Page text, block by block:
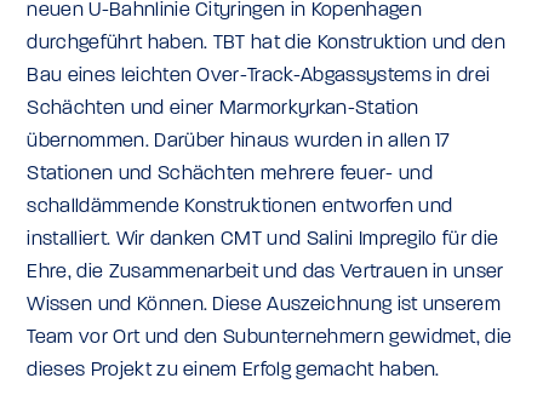
neuen U-Bahnlinie Cityringen in Kopenhagen
durchgeführt haben. TBT hat die Konstruktion und den
Bau eines leichten Over-Track-Abgassystems in drei
Schächten und einer Marmorkyrkan-Station
übernommen. Darüber hinaus wurden in allen 17
Stationen und Schächten mehrere feuer- und
schalldämmende Konstruktionen entworfen und
installiert. Wir danken CMT und Salini Impregilo für die
Ehre, die Zusammenarbeit und das Vertrauen in unser
Wissen und Können. Diese Auszeichnung ist unserem
Team vor Ort und den Subunternehmern gewidmet, die
dieses Projekt zu einem Erfolg gemacht haben.